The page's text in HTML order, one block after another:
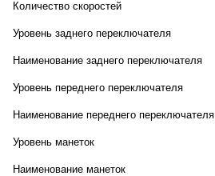
Количество скоростей
Уровень заднего переключателя
Наименование заднего переключателя
Уровень переднего переключателя
Наименование переднего переключателя
Уровень манеток
Наименование манеток